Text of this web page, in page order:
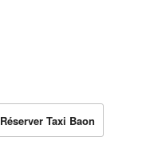
Réserver Taxi Baon